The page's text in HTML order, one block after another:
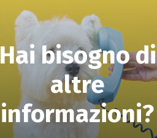
Hai bisogno di
altre
informazioni?